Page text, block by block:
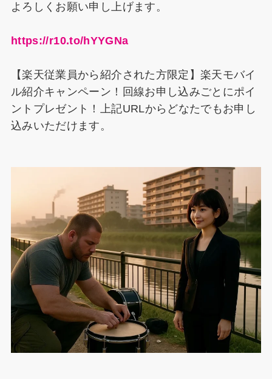
よろしくお願い申し上げます。
https://r10.to/hYYGNa
【楽天従業員から紹介された方限定】楽天モバイ
ル紹介キャンペーン！回線お申し込みごとにポイ
ントプレゼント！上記URLからどなたでもお申し
込みいただけます。